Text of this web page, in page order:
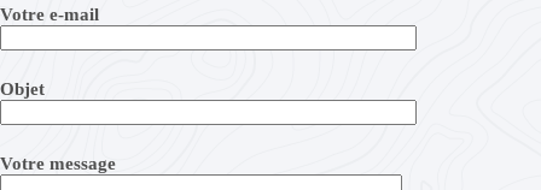
Votre e-mail
Objet
Votre message